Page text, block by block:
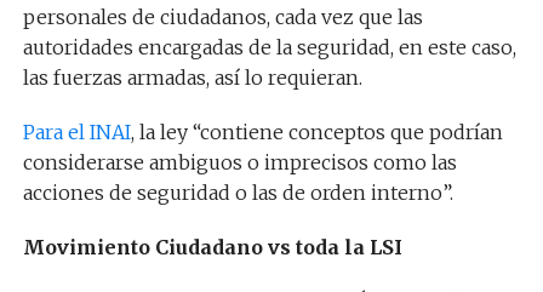
personales de ciudadanos, cada vez que las
autoridades encargadas de la seguridad, en este caso,
las fuerzas armadas, así lo requieran.
Para el INAI, la ley “contiene conceptos que podrían
considerarse ambiguos o imprecisos como las
acciones de seguridad o las de orden interno”.
Movimiento Ciudadano vs toda la LSI